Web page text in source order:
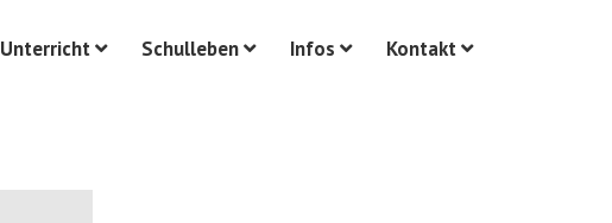
Unterricht Schulleben Infos Kontakt